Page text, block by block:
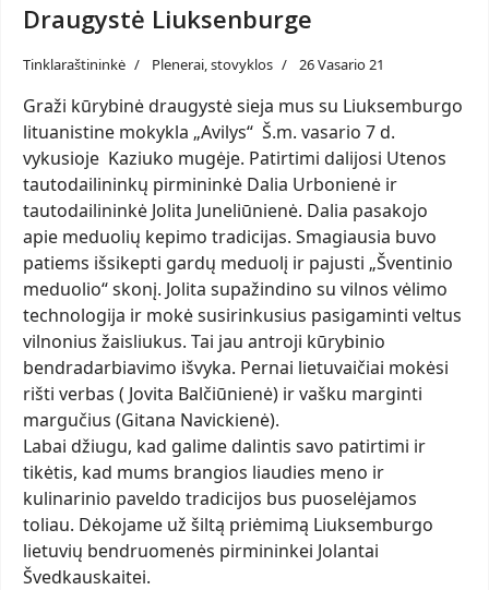
Draugystė Liuksenburge
Tinklaraštininkė Plenerai, stovyklos 26 Vasario 21
Graži kūrybinė draugystė sieja mus su Liuksemburgo
lituanistine mokykla „Avilys“ Š.m. vasario 7 d.
vykusioje Kaziuko mugėje. Patirtimi dalijosi Utenos
tautodailininkų pirmininkė Dalia Urbonienė ir
tautodailininkė Jolita Juneliūnienė. Dalia pasakojo
apie meduolių kepimo tradicijas. Smagiausia buvo
patiems išsikepti gardų meduolį ir pajusti „Šventinio
meduolio“ skonį. Jolita supažindino su vilnos vėlimo
technologija ir mokė susirinkusius pasigaminti veltus
vilnonius žaisliukus. Tai jau antroji kūrybinio
bendradarbiavimo išvyka. Pernai lietuvaičiai mokėsi
rišti verbas ( Jovita Balčiūnienė) ir vašku marginti
margučius (Gitana Navickienė).
Labai džiugu, kad galime dalintis savo patirtimi ir
tikėtis, kad mums brangios liaudies meno ir
kulinarinio paveldo tradicijos bus puoselėjamos
toliau. Dėkojame už šiltą priėmimą Liuksemburgo
lietuvių bendruomenės pirmininkei Jolantai
Švedkauskaitei.